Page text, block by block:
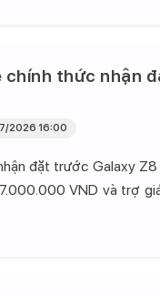
chính thức nhận
đặt trước Galaxy
VND và trợ
2026 16:00